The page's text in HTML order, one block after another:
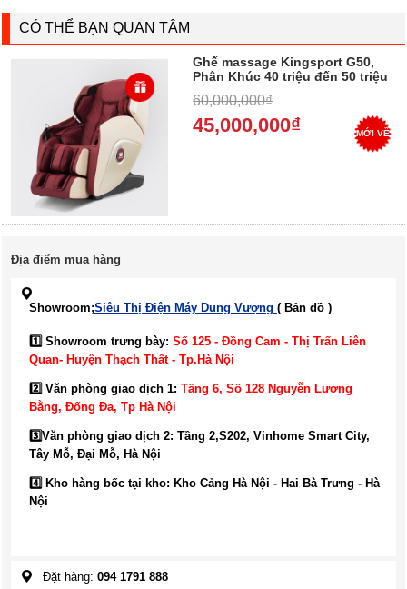
CÓ THỂ BẠN QUAN TÂM
Ghế massage Kingsport G50,
Phân Khúc 40 triệu đến 50 triệu
60,000,000₫
45,000,000₫ MỚI VỀ
Địa điểm mua hàng
Showroom;Siêu Thị Điện Máy Dung Vượng ( Bản đồ )
1️⃣ Showroom trưng bày: Số 125 - Đồng Cam - Thị Trấn Liên
Quan- Huyện Thạch Thất - Tp.Hà Nội
2️⃣ Văn phòng giao dịch 1: Tầng 6, Số 128 Nguyễn Lương
Bằng, Đống Đa, Tp Hà Nội
3️⃣Văn phòng giao dịch 2: Tầng 2,S202, Vinhome Smart City,
Tây Mỗ, Đại Mỗ, Hà Nội
4️⃣ Kho hàng bốc tại kho: Kho Cảng Hà Nội - Hai Bà Trưng - Hà
Nội
Đặt hàng: 094 1791 888